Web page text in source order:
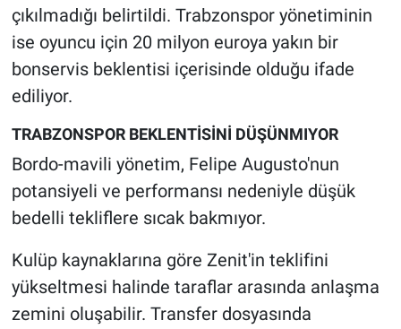
çıkılmadığı belirtildi. Trabzonspor yönetiminin
ise oyuncu için 20 milyon euroya yakın bir
bonservis beklentisi içerisinde olduğu ifade
ediliyor.
TRABZONSPOR BEKLENTİSİNİ DÜŞÜNMIYOR
Bordo-mavili yönetim, Felipe Augusto'nun
potansiyeli ve performansı nedeniyle düşük
bedelli tekliflere sıcak bakmıyor.
Kulüp kaynaklarına göre Zenit'in teklifini
yükseltmesi halinde taraflar arasında anlaşma
zemini oluşabilir. Transfer dosyasında